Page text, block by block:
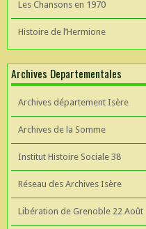
Les Chansons en 1970
Histoire de l’Hermione
Archives Departementales
Archives département Isère
Archives de la Somme
Institut Histoire Sociale 38
Réseau des Archives Isère
Libération de Grenoble 22 Août